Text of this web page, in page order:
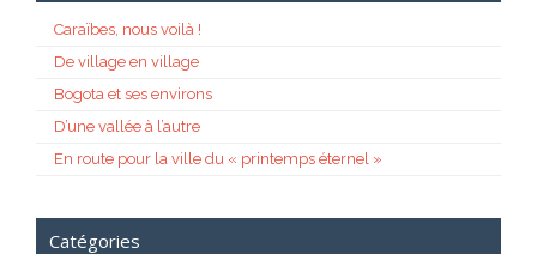
Caraïbes, nous voilà !
De village en village
Bogota et ses environs
D’une vallée à l’autre
En route pour la ville du « printemps éternel »
Catégories